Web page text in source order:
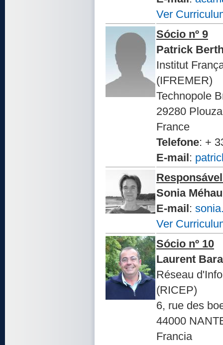
Ver
Sócio nº 9
Patrick
Institut
(IFREMER)
Technopole
29280
France
Telefone: +
E-mail:
Sonia
E-mail:
Ver
Sócio nº 10
Laurent
Réseau
(RICEP)
6, rue des
44000
Francia